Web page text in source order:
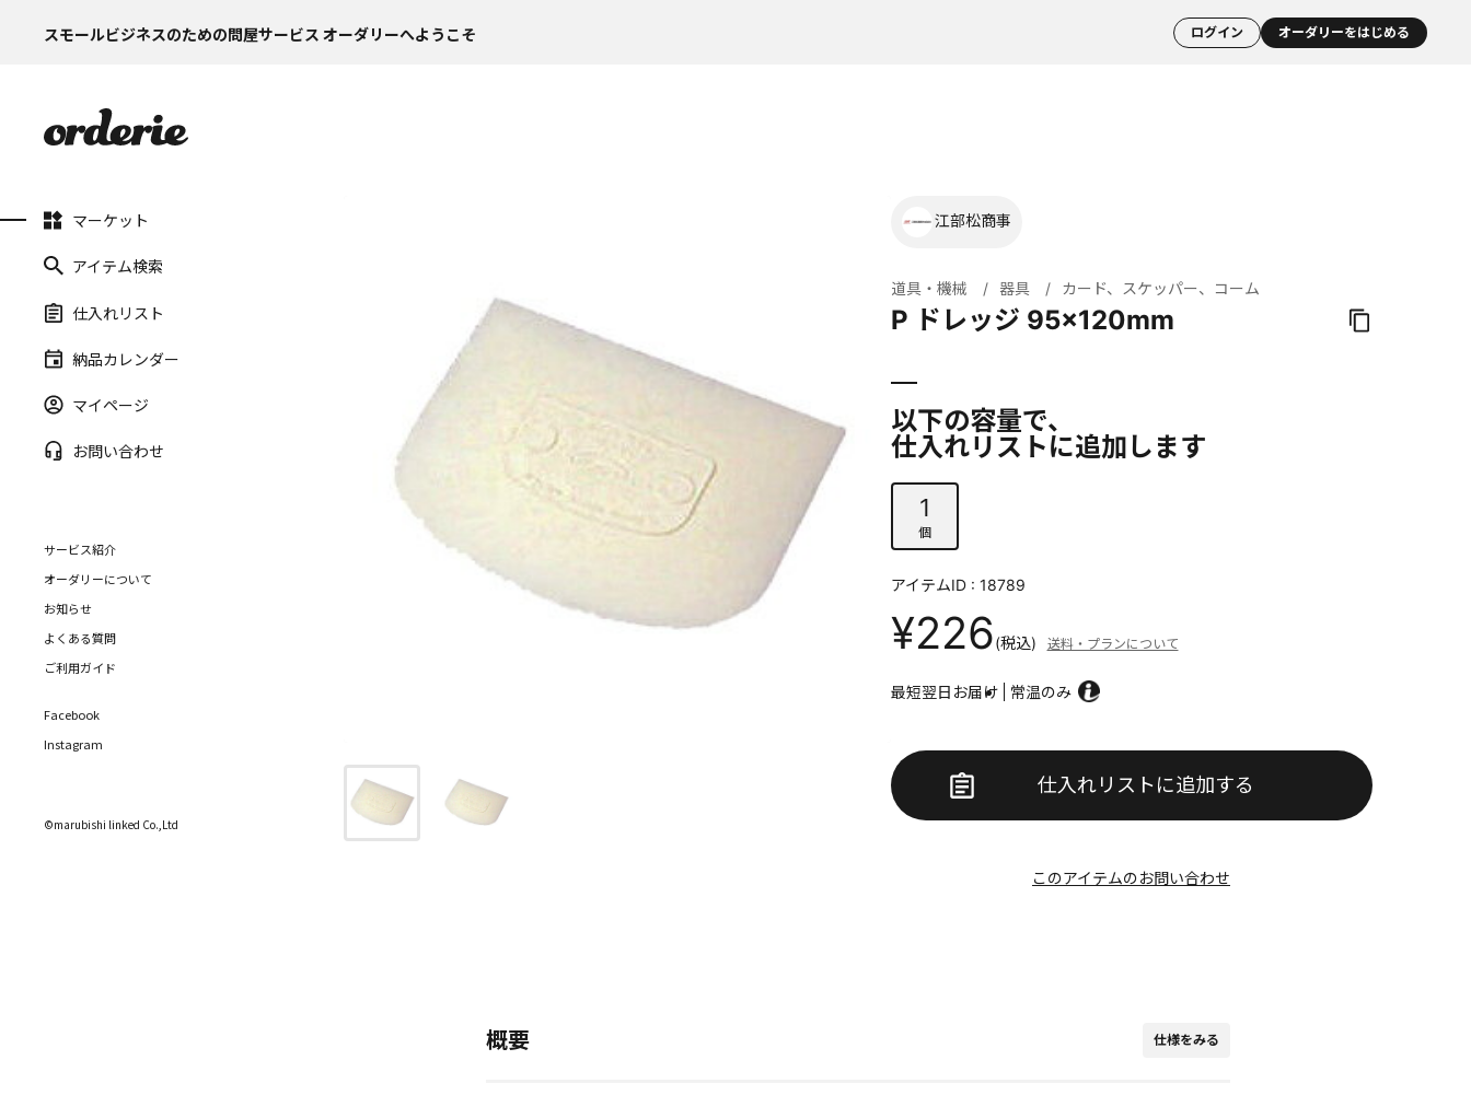
スモールビジネスのための問屋サービス オーダリーへようこそ ログイン オーダリーをはじめる
マーケット
アイテム検索
仕入れリスト
納品カレンダー
マイページ
お問い合わせ
サービス紹介
オーダリーについて
お知らせ
よくある質問
ご利用ガイド
Facebook
Instagram
©marubishi linked Co.,Ltd
江部松商事
道具・機械 器具 カード、スケッパー、コーム
P ドレッジ 95×120mm
以下の容量で、
仕入れリストに追加します
1
個
アイテムID : 18789
¥226(税込) 送料・プランについて
最短翌日お届け 常温のみ
仕入れリストに追加する
このアイテムのお問い合わせ
概要 仕様をみる